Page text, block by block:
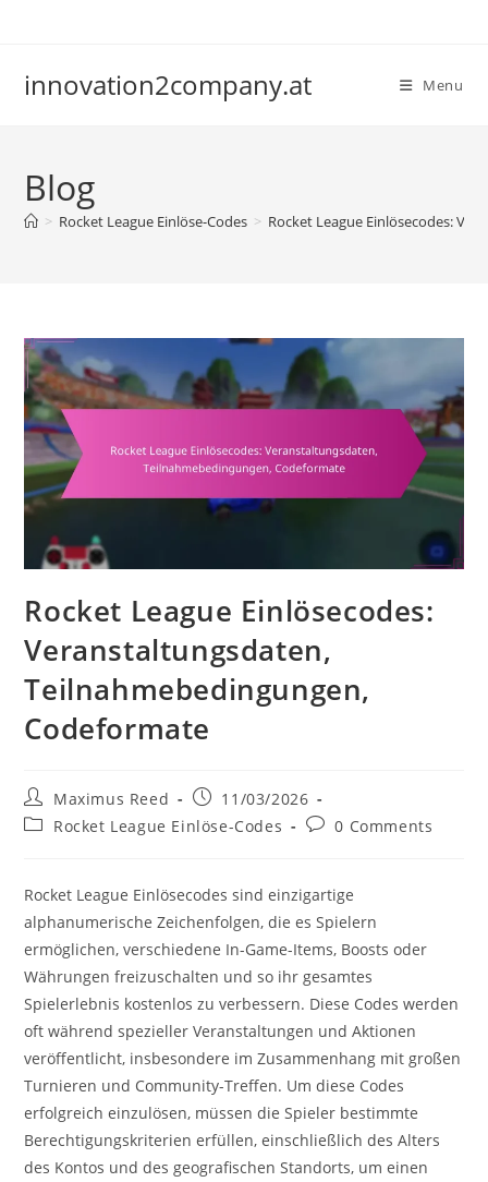
innovation2company.at Menu
Blog
> Rocket League Einlöse-Codes > Rocket League Einlösecodes:
Rocket League Einlösecodes:
Veranstaltungsdaten,
Teilnahmebedingungen,
Codeformate
Post
author:
Maximus Reed
Post
published:
11/03/2026
PostRocket League Einlöse-Codes
Post0 Comments
Rocket League Einlösecodes sind einzigartige
alphanumerische Zeichenfolgen, die es Spielern
ermöglichen, verschiedene In-Game-Items, Boosts oder
Währungen freizuschalten und so ihr gesamtes
Spielerlebnis kostenlos zu verbessern. Diese Codes werden
oft während spezieller Veranstaltungen und Aktionen
veröffentlicht, insbesondere im Zusammenhang mit großen
Turnieren und Community-Treffen. Um diese Codes
erfolgreich einzulösen, müssen die Spieler bestimmte
Berechtigungskriterien erfüllen, einschließlich des Alters
des Kontos und des geografischen Standorts, um einen